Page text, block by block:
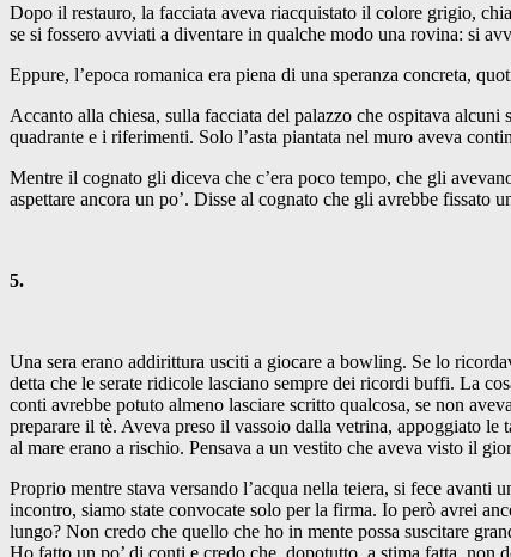
Dopo il restauro, la facciata aveva riacquistato il colore grigio,
se si fossero avviati a diventare in qualche modo una rovina: si
Eppure, l’epoca romanica era piena di una speranza concreta,
Accanto alla chiesa, sulla facciata del palazzo che ospitava
quadrante e i riferimenti. Solo l’asta piantata nel muro aveva
Mentre il cognato gli diceva che c’era poco tempo, che gli
aspettare ancora un po’. Disse al cognato che gli avrebbe fissato
5.
Una sera erano addirittura usciti a giocare a bowling. Se lo
detta che le serate ridicole lasciano sempre dei ricordi buffi. La
conti avrebbe potuto almeno lasciare scritto qualcosa, se non
preparare il tè. Aveva preso il vassoio dalla vetrina, appoggiato le
al mare erano a rischio. Pensava a un vestito che aveva visto il
Proprio mentre stava versando l’acqua nella teiera, si fece
incontro, siamo state convocate solo per la firma. Io però avrei
lungo? Non credo che quello che ho in mente possa suscitare
Ho fatto un po’ di conti e credo che, dopotutto, a stima fatta,